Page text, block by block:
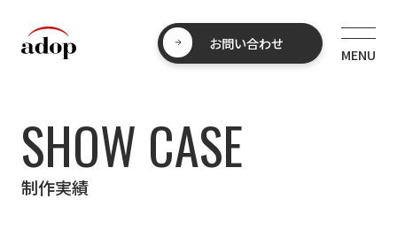
お問い合わせ
SHOW CASE
制作実績